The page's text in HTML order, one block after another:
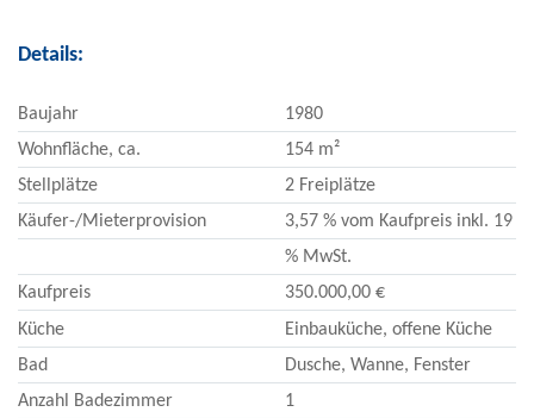
Details:
Baujahr
1980
Wohnfläche, ca.
154 m²
Stellplätze
2 Freiplätze
Käufer-/Mieterprovision
3,57 % vom Kaufpreis inkl. 19
% MwSt.
Kaufpreis
350.000,00 €
Küche
Einbauküche, offene Küche
Bad
Dusche, Wanne, Fenster
Anzahl Badezimmer
1